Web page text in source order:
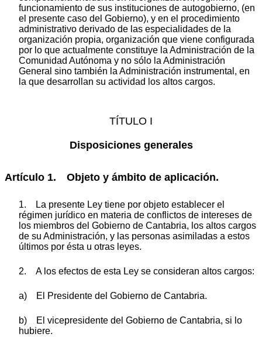
funcionamiento de sus instituciones de autogobierno, (en
el presente caso del Gobierno), y en el procedimiento
administrativo derivado de las especialidades de la
organización propia, organización que viene configurada
por lo que actualmente constituye la Administración de la
Comunidad Autónoma y no sólo la Administración
General sino también la Administración instrumental, en
la que desarrollan su actividad los altos cargos.
TÍTULO I
Disposiciones generales
Artículo 1. Objeto y ámbito de aplicación.
1. La presente Ley tiene por objeto establecer el
régimen jurídico en materia de conflictos de intereses de
los miembros del Gobierno de Cantabria, los altos cargos
de su Administración, y las personas asimiladas a estos
últimos por ésta u otras leyes.
2. A los efectos de esta Ley se consideran altos cargos:
a) El Presidente del Gobierno de Cantabria.
b) El vicepresidente del Gobierno de Cantabria, si lo
hubiere.